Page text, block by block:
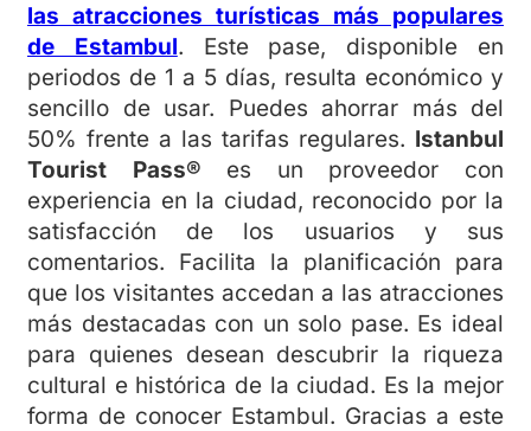
las atracciones turísticas más populares
de Estambul. Este pase, disponible en
periodos de 1 a 5 días, resulta económico y
sencillo de usar. Puedes ahorrar más del
50% frente a las tarifas regulares. Istanbul
Tourist Pass® es un proveedor con
experiencia en la ciudad, reconocido por la
satisfacción de los usuarios y sus
comentarios. Facilita la planificación para
que los visitantes accedan a las atracciones
más destacadas con un solo pase. Es ideal
para quienes desean descubrir la riqueza
cultural e histórica de la ciudad. Es la mejor
forma de conocer Estambul. Gracias a este